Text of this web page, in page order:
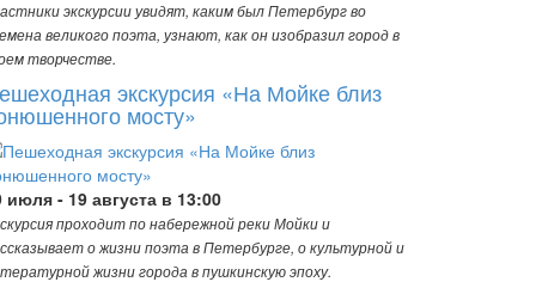
экскурсии увидят, каким был Петербург во
великого поэта, узнают, как он изобразил город в
творчестве.
экскурсия «На Мойке близ
мосту»
июля - 19 августа в 13:00
проходит по набережной реки Мойки и
о жизни поэта в Петербурге, о культурной и
жизни города в пушкинскую эпоху.